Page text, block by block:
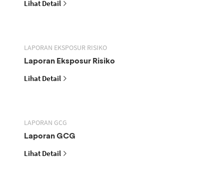
Lihat Detail
LAPORAN EKSPOSUR RISIKO
Laporan Eksposur Risiko
Lihat Detail
LAPORAN GCG
Laporan GCG
Lihat Detail